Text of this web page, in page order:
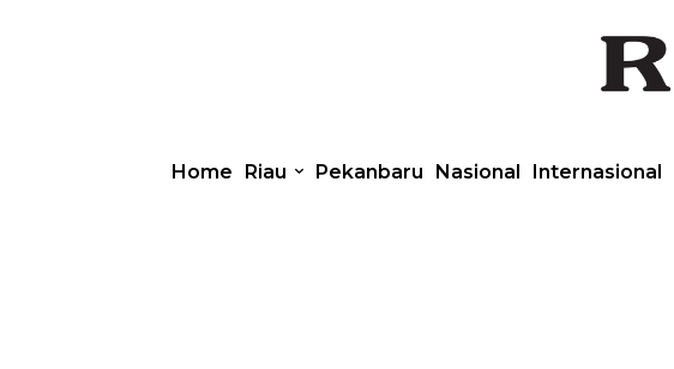
Home Riau Pekanbaru Nasional Internasional